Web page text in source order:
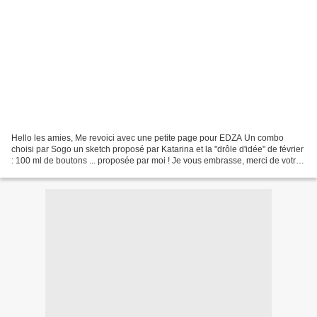
Hello les amies, Me revoici avec une petite page pour EDZA Un combo
choisi par Sogo un sketch proposé par Katarina et la "drôle d'idée" de février
: 100 ml de boutons ... proposée par moi ! Je vous embrasse, merci de votre